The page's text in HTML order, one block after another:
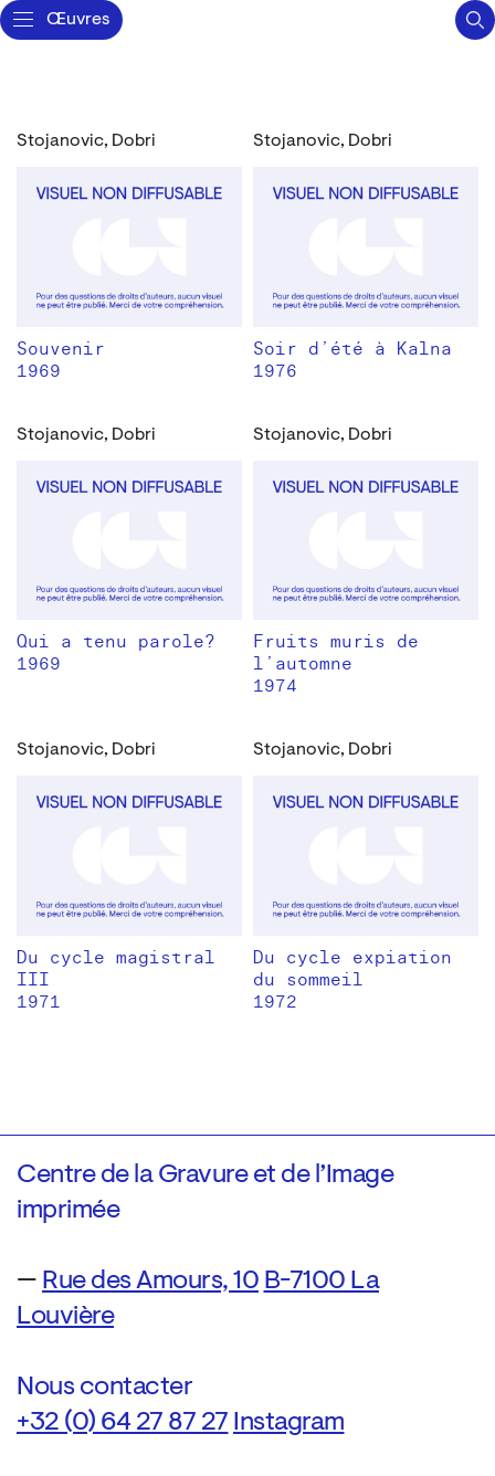
Œuvres
Stojanovic, Dobri
Souvenir
1969
Stojanovic, Dobri
Soir d’été à Kalna
1976
Stojanovic, Dobri
Qui a tenu parole?
1969
Stojanovic, Dobri
Fruits muris de
l’automne
1974
Stojanovic, Dobri
Du cycle magistral
III
1971
Stojanovic, Dobri
Du cycle expiation
du sommeil
1972
Centre de la Gravure et de l’Image
imprimée
— Rue des Amours, 10 B-7100 La
Louvière
Nous contacter
+32 (0) 64 27 87 27 Instagram